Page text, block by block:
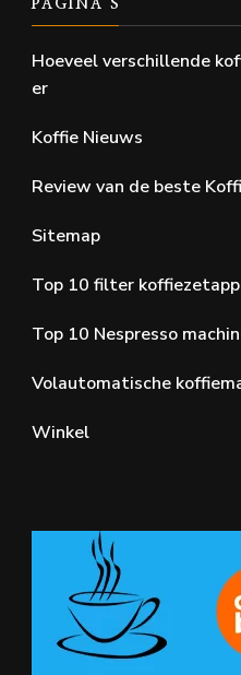
PAGINA’S
Hoeveel verschillende
er
Koffie Nieuws
Review van de beste
Sitemap
Top 10 filter
Top 10 Nespresso
Volautomatische
Winkel